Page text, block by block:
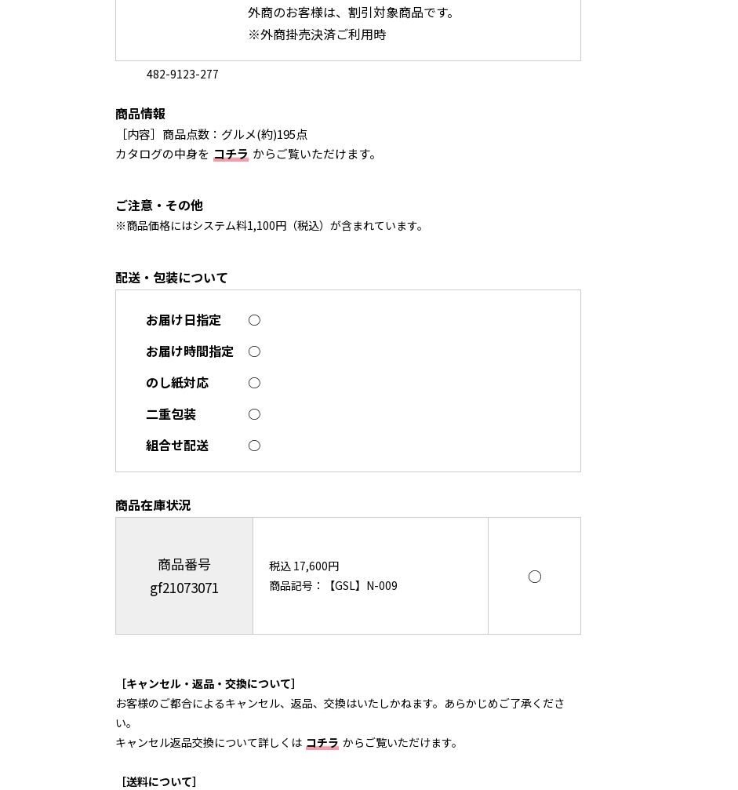
外商のお客様は、割引対象商品です。
※外商掛売決済ご利用時
482-9123-277
商品情報
［内容］商品点数：グルメ(約)195点
カタログの中身を コチラ からご覧いただけます。
ご注意・その他
※商品価格にはシステム料1,100円（税込）が含まれています。
配送・包装について
お届け日指定
○
お届け時間指定
○
のし紙対応
○
二重包装
○
組合せ配送
○
商品在庫状況
商品番号
gf21073071
税込 17,600円
商品記号：【GSL】N-009
○
［キャンセル・返品・交換について］
お客様のご都合によるキャンセル、返品、交換はいたしかねます。あらかじめご了承くださ
い。
キャンセル返品交換について詳しくは コチラ からご覧いただけます。
［送料について］